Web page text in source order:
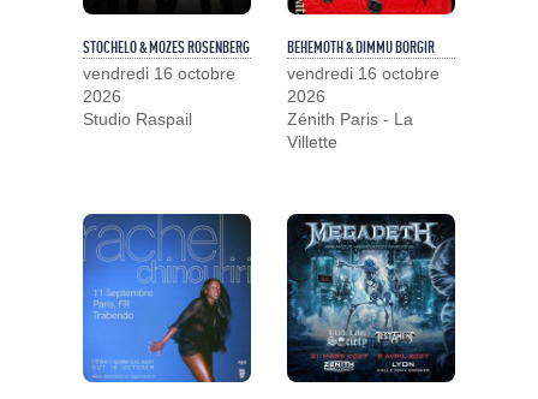
STOCHELO & MOZES ROSENBERG
vendredi 16 octobre
2026
Studio Raspail
BEHEMOTH & DIMMU BORGIR
vendredi 16 octobre
2026
Zénith Paris - La
Villette